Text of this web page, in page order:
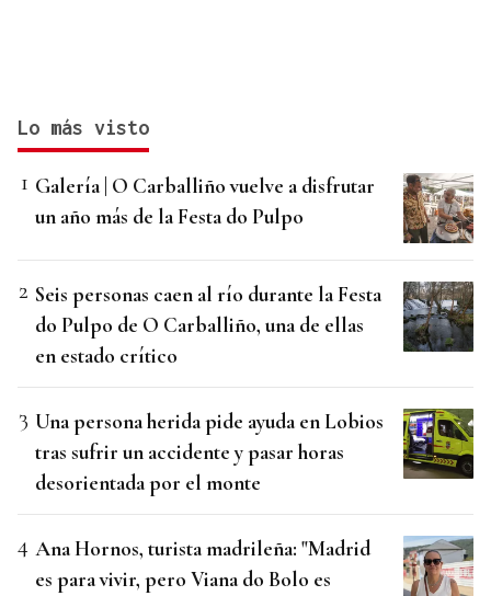
Lo más visto
Galería | O Carballiño vuelve a disfrutar
un año más de la Festa do Pulpo
Seis personas caen al río durante la Festa
do Pulpo de O Carballiño, una de ellas
en estado crítico
Una persona herida pide ayuda en Lobios
tras sufrir un accidente y pasar horas
desorientada por el monte
Ana Hornos, turista madrileña: "Madrid
es para vivir, pero Viana do Bolo es